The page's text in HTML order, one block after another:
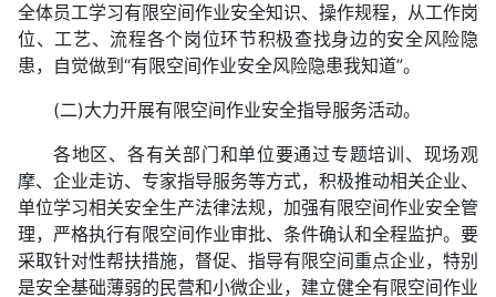
全体员工学习有限空间作业安全知识、操作规程，从工作岗
位、工艺、流程各个岗位环节积极查找身边的安全风险隐
患，自觉做到“有限空间作业安全风险隐患我知道”。
(二)大力开展有限空间作业安全指导服务活动。
各地区、各有关部门和单位要通过专题培训、现场观
摩、企业走访、专家指导服务等方式，积极推动相关企业、
单位学习相关安全生产法律法规，加强有限空间作业安全管
理，严格执行有限空间作业审批、条件确认和全程监护。要
采取针对性帮扶措施，督促、指导有限空间重点企业，特别
是安全基础薄弱的民营和小微企业，建立健全有限空间作业